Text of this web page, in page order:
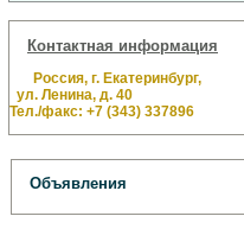
Контактная информация
Россия, г. Екатеринбург,
ул. Ленина, д. 40
Тел./факс: +7 (343) 337896
Объявления